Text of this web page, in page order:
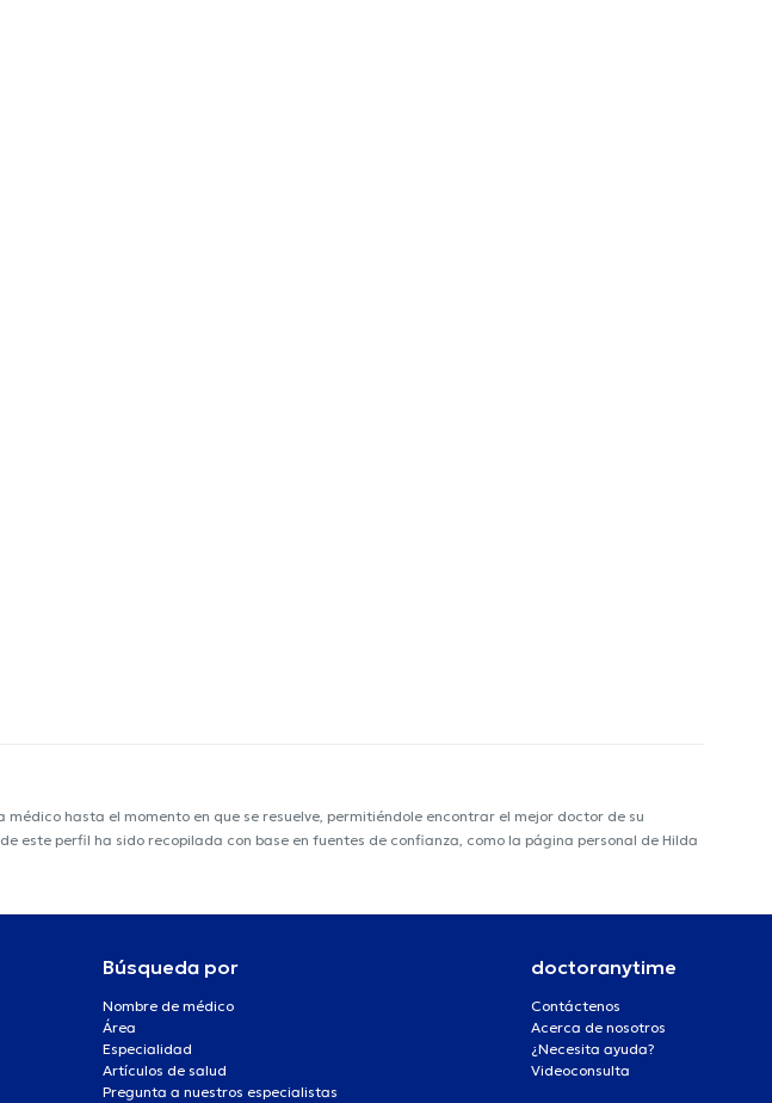
hasta el momento en que se resuelve, permitiéndole encontrar el mejor doctor de su
perfil ha sido recopilada con base en fuentes de confianza, como la página personal de Hilda
Búsqueda por
Nombre de médico
Área
Especialidad
Artículos de salud
Pregunta a nuestros especialistas
doctoranytime
Contáctenos
Acerca de nosotros
¿Necesita ayuda?
Videoconsulta